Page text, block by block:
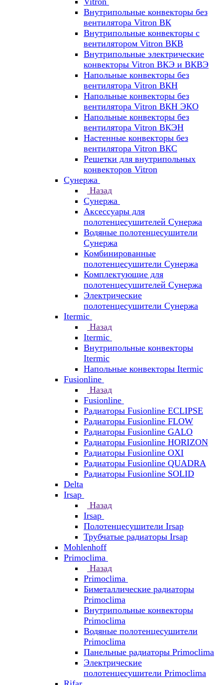
Внутрипольные конвекторы без
вентилятора Vitron ВК
Внутрипольные конвекторы с
вентилятором Vitron ВКВ
Внутрипольные электрические
конвекторы Vitron ВКЭ и ВКВЭ
Напольные конвекторы без
вентилятора Vitron ВКН
Напольные конвекторы без
вентилятора Vitron ВКН ЭКО
Напольные конвекторы без
вентилятора Vitron ВКЭН
Настенные конвекторы без
вентилятора Vitron ВКС
Решетки для внутрипольных
конвекторов Vitron
Сунержа
Назад
Сунержа
Аксессуары для
полотенцесушителей Сунержа
Водяные полотенцесушители
Сунержа
Комбинированные
полотенцесушители Сунержа
Комплектующие для
полотенцесушителей Сунержа
Электрические
полотенцесушители Сунержа
Itermic
Назад
Itermic
Внутрипольные конвекторы
Itermic
Напольные конвекторы Itermic
Fusionline
Назад
Fusionline
Радиаторы Fusionline ECLIPSE
Радиаторы Fusionline FLOW
Радиаторы Fusionline GALO
Радиаторы Fusionline HORIZON
Радиаторы Fusionline OXI
Радиаторы Fusionline QUADRA
Радиаторы Fusionline SOLID
Delta
Irsap
Назад
Irsap
Полотенцесушители Irsap
Трубчатые радиаторы Irsap
Mohlenhoff
Primoclima
Назад
Primoclima
Биметаллические радиаторы
Primoclima
Внутрипольные конвекторы
Primoclima
Водяные полотенцесушители
Primoclima
Панельные радиаторы Primoclima
Электрические
полотенцесушители Primoclima